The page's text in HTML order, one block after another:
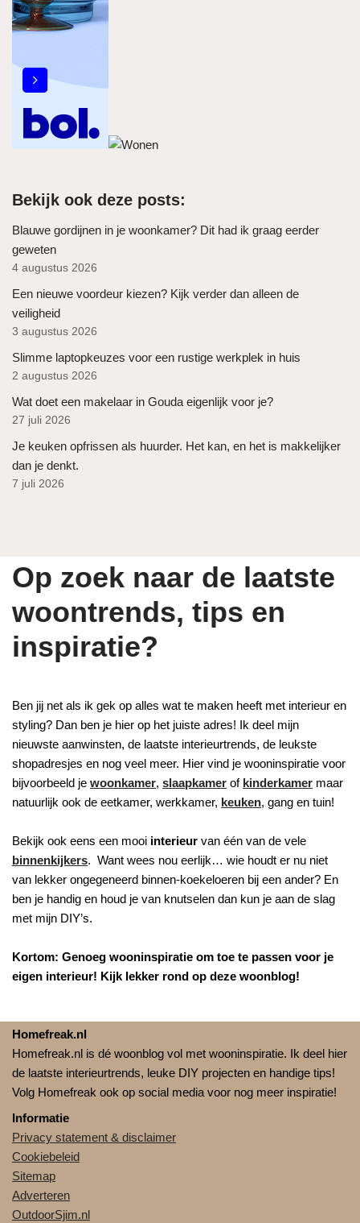
Bekijk ook deze posts:
Blauwe gordijnen in je woonkamer? Dit had ik graag eerder
geweten
4 augustus 2026
Een nieuwe voordeur kiezen? Kijk verder dan alleen de
veiligheid
3 augustus 2026
Slimme laptopkeuzes voor een rustige werkplek in huis
2 augustus 2026
Wat doet een makelaar in Gouda eigenlijk voor je?
27 juli 2026
Je keuken opfrissen als huurder. Het kan, en het is makkelijker
dan je denkt.
7 juli 2026
Op zoek naar de laatste
woontrends, tips en
inspiratie?
Ben jij net als ik gek op alles wat te maken heeft met interieur en
styling? Dan ben je hier op het juiste adres! Ik deel mijn
nieuwste aanwinsten, de laatste interieurtrends, de leukste
shopadresjes en nog veel meer. Hier vind je wooninspiratie voor
bijvoorbeeld je woonkamer, slaapkamer of kinderkamer maar
natuurlijk ook de eetkamer, werkkamer, keuken, gang en tuin!
Bekijk ook eens een mooi interieur van één van de vele
binnenkijkers. Want wees nou eerlijk… wie houdt er nu niet
van lekker ongegeneerd binnen-koekeloeren bij een ander? En
ben je handig en houd je van knutselen dan kun je aan de slag
met mijn DIY’s.
Kortom: Genoeg wooninspiratie om toe te passen voor je
eigen interieur! Kijk lekker rond op deze woonblog!
Homefreak.nl
Homefreak.nl is dé woonblog vol met wooninspiratie. Ik deel hier
de laatste interieurtrends, leuke DIY projecten en handige tips!
Volg Homefreak ook op social media voor nog meer inspiratie!
Informatie
Privacy statement & disclaimer
Cookiebeleid
Sitemap
Adverteren
OutdoorSjim.nl